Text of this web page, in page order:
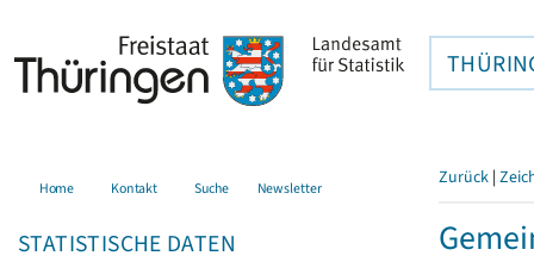
Home Kontakt Suche Newsletter
STATISTISCHE DATEN
Zurück |